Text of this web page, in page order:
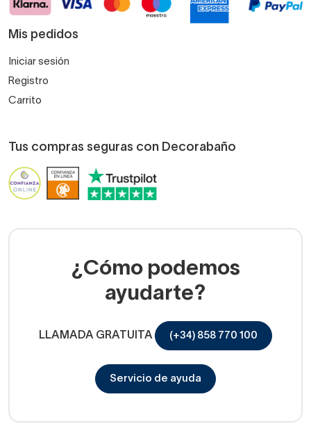
Mis pedidos
Iniciar sesión
Registro
Carrito
Tus compras seguras con Decorabaño
¿Cómo podemos
ayudarte?
LLAMADA GRATUITA (+34) 858 770 100
Servicio de ayuda